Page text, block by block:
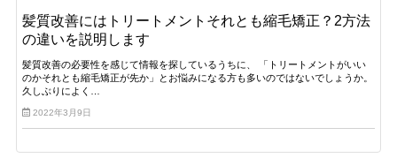
髪質改善にはトリートメントそれとも縮毛矯正？2方法
の違いを説明します
髪質改善の必要性を感じて情報を探しているうちに、 「トリートメントがいい
のかそれとも縮毛矯正が先か」とお悩みになる方も多いのではないでしょうか。
久しぶりによく…
2022年3月9日